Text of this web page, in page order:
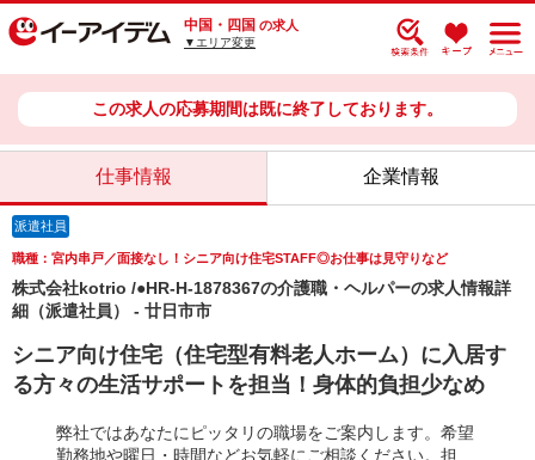
中国・四国 の求人
▼エリア変更
この求人の応募期間は既に終了しております。
仕事情報 企業情報
派遣社員
職種：宮内串戸／面接なし！シニア向け住宅STAFF◎お仕事は見守りなど
株式会社kotrio /●HR-H-1878367の介護職・ヘルパーの求人情報詳
細（派遣社員） - 廿日市市
シニア向け住宅（住宅型有料老人ホーム）に入居す
る方々の生活サポートを担当！身体的負担少なめ
弊社ではあなたにピッタリの職場をご案内します。希望
勤務地や曜日・時間などお気軽にご相談ください。担